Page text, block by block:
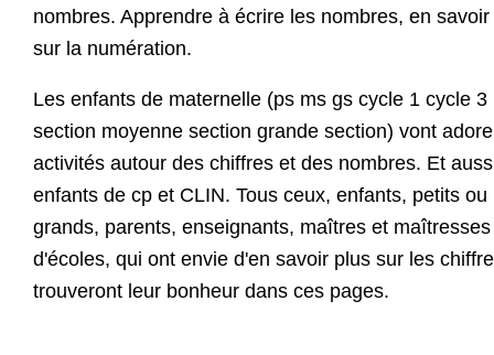
nombres. Apprendre à écrire les nombres, en
sur la numération.
Les enfants de maternelle (ps ms gs cycle 1 cycle 3
section moyenne section grande section) vont
activités autour des chiffres et des nombres. Et
enfants de cp et CLIN. Tous ceux, enfants, petits ou
grands, parents, enseignants, maîtres et maîtresses
d'écoles, qui ont envie d'en savoir plus sur les
trouveront leur bonheur dans ces pages.